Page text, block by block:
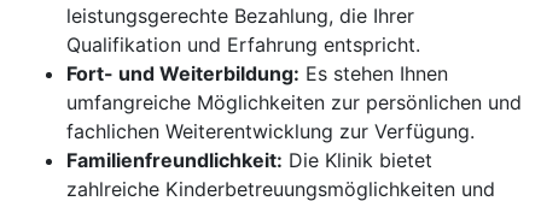
leistungsgerechte Bezahlung, die Ihrer
Qualifikation und Erfahrung entspricht.
Fort- und Weiterbildung: Es stehen Ihnen
umfangreiche Möglichkeiten zur persönlichen und
fachlichen Weiterentwicklung zur Verfügung.
Familienfreundlichkeit: Die Klinik bietet
zahlreiche Kinderbetreuungsmöglichkeiten und